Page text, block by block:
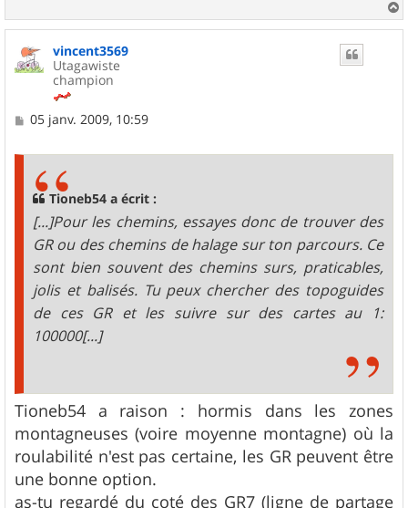
a
vincent3569
Utagawiste
champion
M
05 janv. 2009, 10:59
Tioneb54 a écrit :
[...]Pour les chemins, essayes donc de trouver des
GR ou des chemins de halage sur ton parcours. Ce
sont bien souvent des chemins surs, praticables,
jolis et balisés. Tu peux chercher des topoguides
de ces GR et les suivre sur des cartes au 1:
100000[...]
Tioneb54 a raison : hormis dans les zones
montagneuses (voire moyenne montagne) où la
roulabilité n'est pas certaine, les GR peuvent être
une bonne option.
as-tu regardé du coté des GR7 (ligne de partage